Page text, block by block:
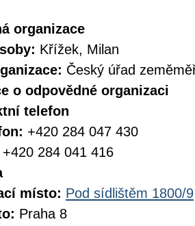
organizace
Křížek, Milan
Český úřad
o odpovědné organizaci
telefon
+420 284 047 430
+420 284 041 416
místo: Pod sídlištěm 1800/9
Praha 8